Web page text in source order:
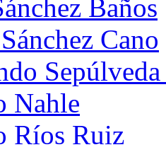
Baños
Cano
Nahle
Ríos Ruiz